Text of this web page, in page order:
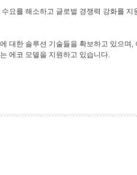
요를 해소하고 글로벌 경쟁력 강화를 지
대한 솔루션 기술들을 확보하고 있으며,
에코 모델을 지원하고 있습니다.